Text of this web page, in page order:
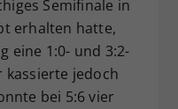
Semifinale in
erhalten hatte,
eine 1:0- und 3:2-
kassierte jedoch
bei 5:6 vier